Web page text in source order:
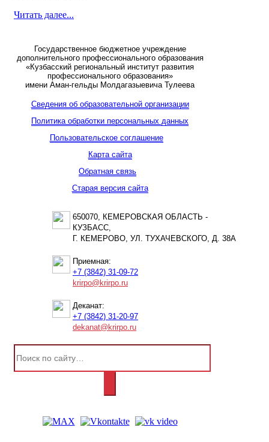
Читать далее...
Государственное бюджетное учреждение
дополнительного профессионального образования
«Кузбасский региональный институт развития
профессионального образования»
имени Аман-гельды Молдагазыевича Тулеева
Сведения об образовательной организации
Политика обработки персональных данных
Пользовательское соглашение
Карта сайта
Обратная связь
Старая версия сайта
650070, КЕМЕРОВСКАЯ ОБЛАСТЬ -
КУЗБАСС,
Г. КЕМЕРОВО, УЛ. ТУХАЧЕВСКОГО, Д. 38А
Приемная:
+7 (3842) 31-09-72
krirpo@krirpo.ru
Деканат:
+7 (3842) 31-20-97
dekanat@krirpo.ru